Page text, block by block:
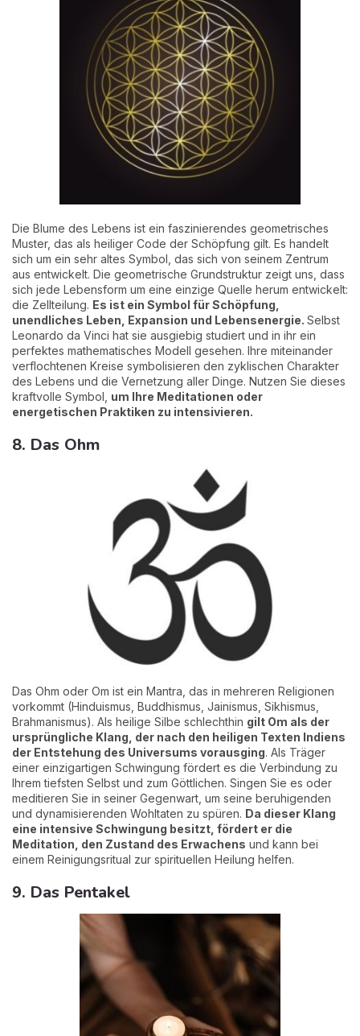
Die Blume des Lebens ist ein faszinierendes geometrisches
Muster, das als heiliger Code der Schöpfung gilt. Es handelt
sich um ein sehr altes Symbol, das sich von seinem Zentrum
aus entwickelt. Die geometrische Grundstruktur zeigt uns, dass
sich jede Lebensform um eine einzige Quelle herum entwickelt:
die Zellteilung. Es ist ein Symbol für Schöpfung,
unendliches Leben, Expansion und Lebensenergie. Selbst
Leonardo da Vinci hat sie ausgiebig studiert und in ihr ein
perfektes mathematisches Modell gesehen. Ihre miteinander
verflochtenen Kreise symbolisieren den zyklischen Charakter
des Lebens und die Vernetzung aller Dinge. Nutzen Sie dieses
kraftvolle Symbol, um Ihre Meditationen oder
energetischen Praktiken zu intensivieren.
8. Das Ohm
Das Ohm oder Om ist ein Mantra, das in mehreren Religionen
vorkommt (Hinduismus, Buddhismus, Jainismus, Sikhismus,
Brahmanismus). Als heilige Silbe schlechthin gilt Om als der
ursprüngliche Klang, der nach den heiligen Texten Indiens
der Entstehung des Universums vorausging. Als Träger
einer einzigartigen Schwingung fördert es die Verbindung zu
Ihrem tiefsten Selbst und zum Göttlichen. Singen Sie es oder
meditieren Sie in seiner Gegenwart, um seine beruhigenden
und dynamisierenden Wohltaten zu spüren. Da dieser Klang
eine intensive Schwingung besitzt, fördert er die
Meditation, den Zustand des Erwachens und kann bei
einem Reinigungsritual zur spirituellen Heilung helfen.
9. Das Pentakel